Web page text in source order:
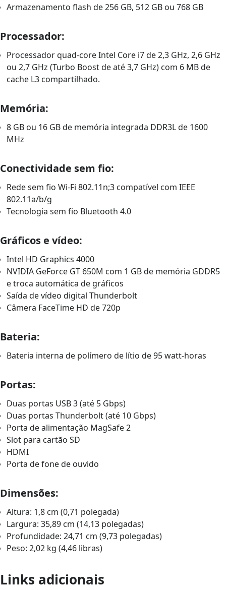
Armazenamento flash de 256 GB, 512 GB ou 768 GB
Processador:
Processador quad-core Intel Core i7 de 2,3 GHz, 2,6 GHz
ou 2,7 GHz (Turbo Boost de até 3,7 GHz) com 6 MB de
cache L3 compartilhado.
Memória:
8 GB ou 16 GB de memória integrada DDR3L de 1600
MHz
Conectividade sem fio:
Rede sem fio Wi-Fi 802.11n;3 compatível com IEEE
802.11a/b/g
Tecnologia sem fio Bluetooth 4.0
Gráficos e vídeo:
Intel HD Graphics 4000
NVIDIA GeForce GT 650M com 1 GB de memória GDDR5
e troca automática de gráficos
Saída de vídeo digital Thunderbolt
Câmera FaceTime HD de 720p
Bateria:
Bateria interna de polímero de lítio de 95 watt-horas
Portas:
Duas portas USB 3 (até 5 Gbps)
Duas portas Thunderbolt (até 10 Gbps)
Porta de alimentação MagSafe 2
Slot para cartão SD
HDMI
Porta de fone de ouvido
Dimensões:
Altura: 1,8 cm (0,71 polegada)
Largura: 35,89 cm (14,13 polegadas)
Profundidade: 24,71 cm (9,73 polegadas)
Peso: 2,02 kg (4,46 libras)
Links adicionais